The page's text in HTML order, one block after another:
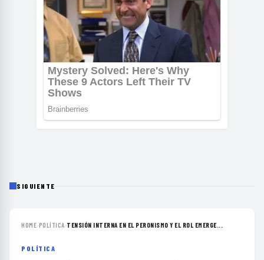
SIGUIENTE
HOME›POLÍTICA›TENSIÓN INTERNA EN EL PERONISMO Y EL ROL EMERGE...
POLÍTICA